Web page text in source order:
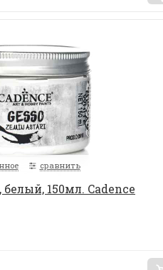
сравнить
150мл. Cadence